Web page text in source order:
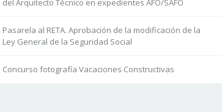
del Arquitecto Técnico en expedientes AFO/SAFO
Pasarela al RETA. Aprobación de la modificación de la
Ley General de la Seguridad Social
Concurso fotografía Vacaciones Constructivas